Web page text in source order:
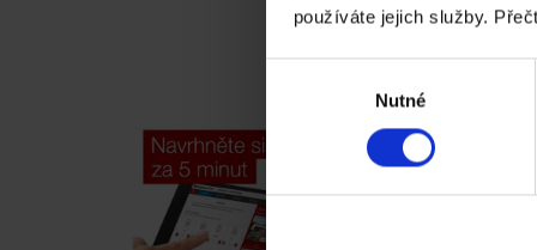
používáte jejich služby.
Nutné